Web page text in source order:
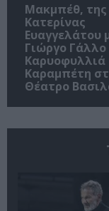
Μακμπέθ, της
Κατερίνας
Ευαγγελάτου
Γιώργο Γάλλο
Καρυοφυλλιά
Καραμπέτη
Θέατρο